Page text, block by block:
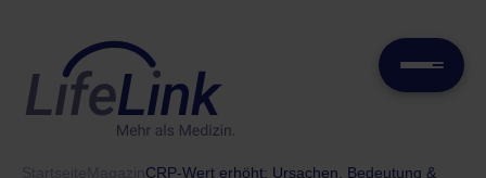
CRP-Wert erhöht: Ursachen, Bedeutung &